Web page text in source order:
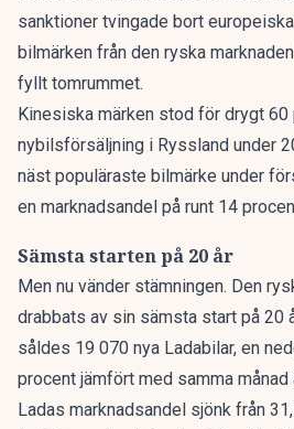
sanktioner tvingade bort
bilmärken från den ryska
fyllt tomrummet.
Kinesiska märken stod för drygt 60
nybilsförsäljning i Ryssland under
näst populäraste bilmärke under
en marknadsandel på runt 14
Sämsta starten på 20 år
Men nu vänder stämningen. Den
drabbats av sin sämsta start på 20
såldes 19 070 nya Ladabilar, en
procent jämfört med samma månad
Ladas marknadsandel sjönk från